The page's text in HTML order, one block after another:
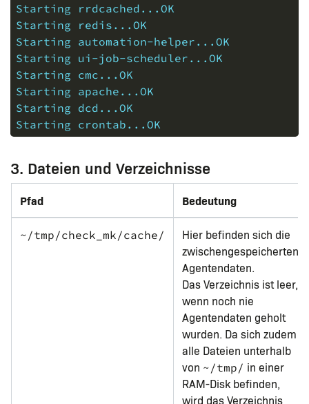
Starting rrdcached...OK
Starting redis...OK
Starting automation-helper...OK
Starting ui-job-scheduler...OK
Starting cmc...OK
Starting apache...OK
Starting dcd...OK
Starting crontab...OK
3. Dateien und Verzeichnisse
Pfad Bedeutung
~/tmp/check_mk/cache/
Hier befinden sich die
zwischengespeicherten
Agentendaten.
Das Verzeichnis ist leer,
wenn noch nie
Agentendaten geholt
wurden. Da sich zudem
alle Dateien unterhalb
von ~/tmp/ in einer
RAM-Disk befinden,
wird das Verzeichnis